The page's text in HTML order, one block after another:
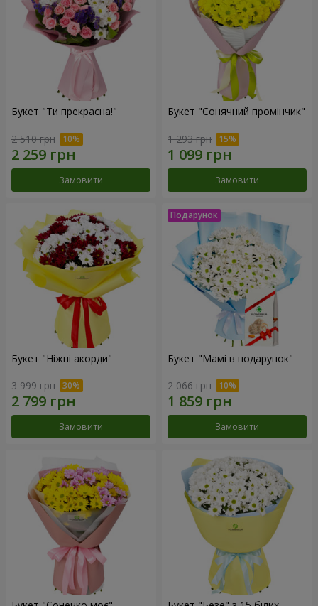
Букет "Ти прекрасна!"
2 510 грн
Замовити
Букет "Сонячний промінчик"
1 293 грн
Замовити
Букет "Ніжні акорди"
3 999 грн
Замовити
Букет "Мамі в подарунок"
2 066 грн
Замовити